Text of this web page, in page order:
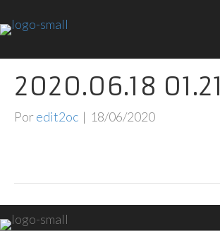
2020.06.18 01.21
Por edit2oc | 18/06/2020